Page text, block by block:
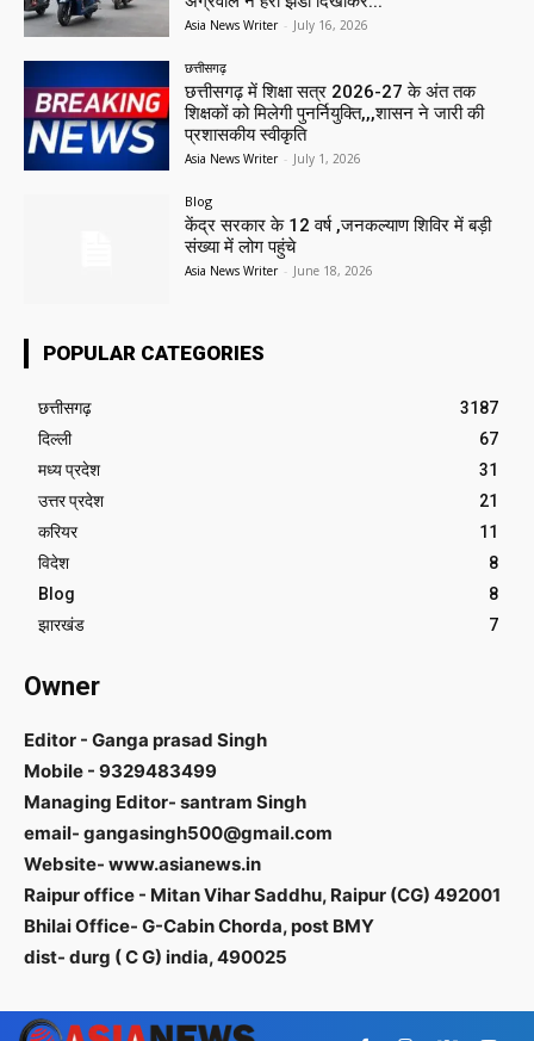
Asia News Writer - July 16, 2026
छत्तीसगढ़
छत्तीसगढ़ में शिक्षा सत्र 2026-27 के अंत तक
शिक्षकों को मिलेगी पुनर्नियुक्ति,,,शासन ने जारी की
प्रशासकीय स्वीकृति
Asia News Writer - July 1, 2026
Blog
केंद्र सरकार के 12 वर्ष ,जनकल्याण शिविर में बड़ी
संख्या में लोग पहुंचे
Asia News Writer - June 18, 2026
POPULAR CATEGORIES
छत्तीसगढ़
3187
दिल्ली
67
मध्य प्रदेश
31
उत्तर प्रदेश
21
करियर
11
विदेश
8
Blog
8
झारखंड
7
Owner
Editor - Ganga prasad Singh
Mobile - 9329483499
Managing Editor- santram Singh
email- gangasingh500@gmail.com
Website- www.asianews.in
Raipur office - Mitan Vihar Saddhu, Raipur (CG) 492001
Bhilai Office- G-Cabin Chorda, post BMY
dist- durg ( C G) india, 490025